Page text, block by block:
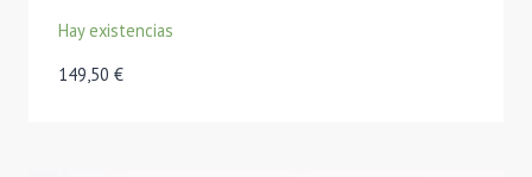
Hay existencias
149,50 €